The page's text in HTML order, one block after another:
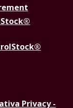
Privacy -